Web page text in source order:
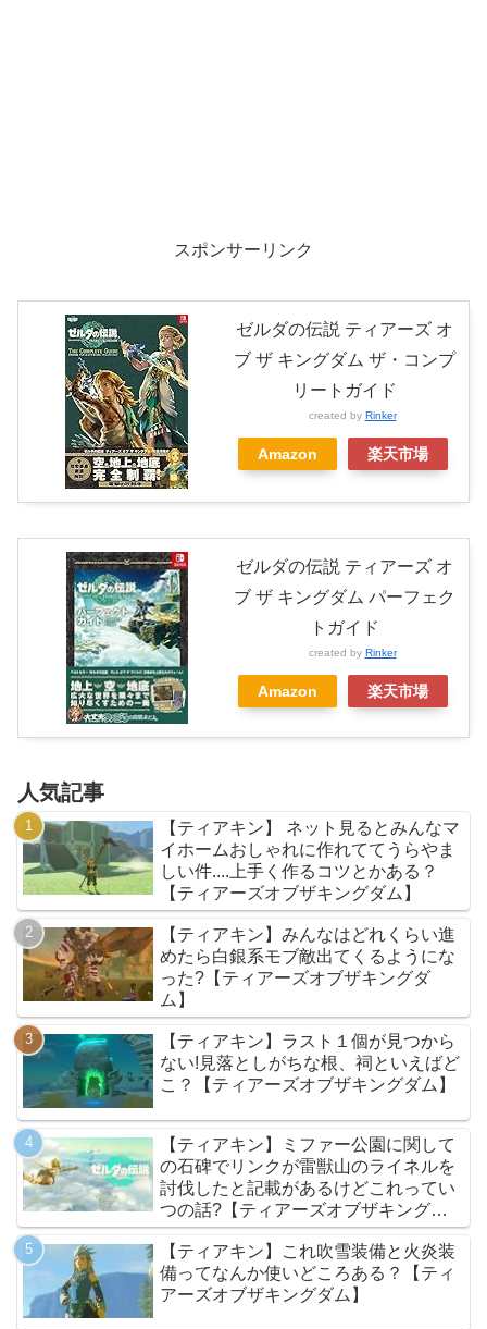
スポンサーリンク
ゼルダの伝説 ティアーズ オ
ブ ザ キングダム ザ・コンプ
リートガイド
created by Rinker
Amazon 楽天市場
ゼルダの伝説 ティアーズ オ
ブ ザ キングダム パーフェク
トガイド
created by Rinker
Amazon 楽天市場
人気記事
【ティアキン】 ネット見るとみんなマ
イホームおしゃれに作れててうらやま
しい件....上手く作るコツとかある？
【ティアーズオブザキングダム】
【ティアキン】みんなはどれくらい進
めたら白銀系モブ敵出てくるようにな
った?【ティアーズオブザキングダ
ム】
【ティアキン】ラスト１個が見つから
ない!見落としがちな根、祠といえばど
こ？【ティアーズオブザキングダム】
【ティアキン】ミファー公園に関して
の石碑でリンクが雷獣山のライネルを
討伐したと記載があるけどこれってい
つの話?【ティアーズオブザキングダ
ム】
【ティアキン】これ吹雪装備と火炎装
備ってなんか使いどころある？【ティ
アーズオブザキングダム】